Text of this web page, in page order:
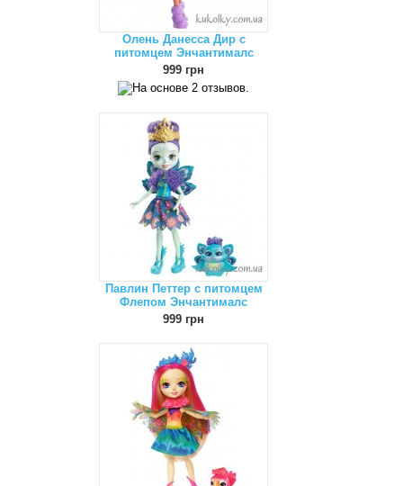
Олень Данесса Дир с
питомцем Энчантималс
999 грн
Павлин Петтер с питомцем
Флепом Энчантималс
999 грн